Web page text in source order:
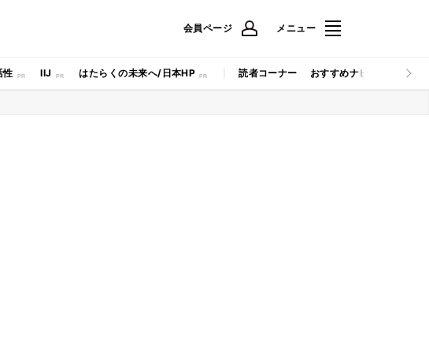
会員ページ メニュー
性 IIJ はたらくの未来へ/日本HP 読者コーナー おすすめナビ マイナビ